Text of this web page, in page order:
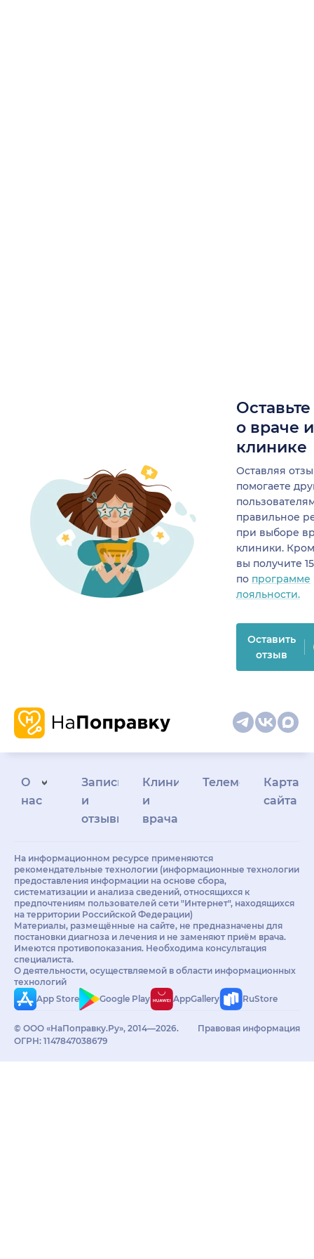
о враче
клинике
Оставляя
помогаете
правильное
при выборе
клиники.
вы получите
по программе
лояльности.
Оставить
отзыв
О
нас
Запись
и
отзывы
Клиникам
и
врачам
Телемедицина
Карта
сайта
На информационном ресурсе применяются
рекомендательные технологии (информационные технологии
предоставления информации на основе сбора,
систематизации и анализа сведений, относящихся к
предпочтениям пользователей сети "Интернет", находящихся
на территории Российской Федерации)
Материалы, размещённые на сайте, не предназначены для
постановки диагноза и лечения и не заменяют приём врача.
Имеются противопоказания. Необходима консультация
специалиста.
О деятельности, осуществляемой в области информационных
технологий
App Store
Google Play AppGallery RuStore
© ООО «НаПоправку.Ру», 2014—2026.
ОГРН: 1147847038679
Правовая информация